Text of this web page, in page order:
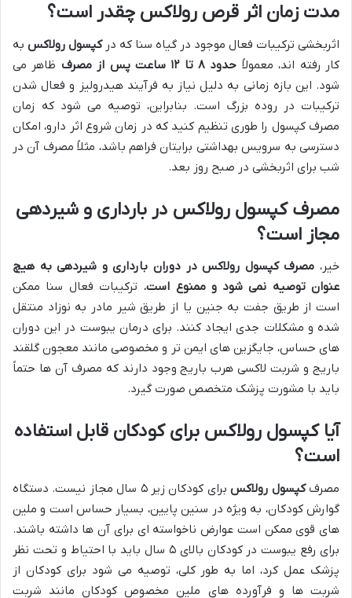
مدت زمان اثر قرص رولاکس چقدر است؟
اثربخشی ترکیبات فعال موجود در گیاه سنا که درکپسول رولاکس به
کار رفته اند، معمولاً حدود ۸ تا ۱۲ ساعت پس از مصرف
ظاهر می
شود. این بازه زمانی به دلیل نیاز به فرآیند هیدرولیز و فعال شدن
ترکیبات در روده بزرگ است. بنابراین، توصیه می شود که زمان
مصرف کپسول را طوری تنظیم کنید که در زمان شروع اثر دارو، امکان
دسترسی به سرویس بهداشتی برایتان فراهم باشد، مثلاً مصرف آن در
شب برای اثربخشی در صبح روز بعد.
مصرف کپسول رولاکس در بارداری و شیردهی
مجاز است؟
خیر، مصرف کپسول رولاکس در دوران بارداری و شیردهی به هیچ
عنوان توصیه نمی شود و ممنوع است. ترکیبات فعال سنا ممکن
است از طریق جفت به جنین یا از طریق شیر مادر به نوزاد منتقل
شده و مشکلات جدی ایجاد کنند. برای درمان یبوست در این دوران
های حساس، جایگزین های ایمن تر و مخصوصی مانند معجون گلقند
باریج و شربت لاکسی هرب باریج وجود دارند که مصرف آن ها حتماً
باید با مشورت پزشک متخصص صورت گیرد.
آیا کپسول رولاکس برای کودکان قابل استفاده
است؟
مصرفکپسول رولاکس
برای کودکان زیر ۵ سال مجاز نیست. دستگاه
گوارش کودکان، به ویژه در سنین پایین، بسیار حساس است و ملین
های قوی ممکن است عوارض ناخواسته ای برای آن ها داشته باشند.
برای رفع یبوست در کودکان بالای ۵ سال باید با احتیاط و تحت نظر
پزشک عمل کرد، اما به طور کلی، توصیه می شود برای کودکان از
شربت ها و فرآورده های ملین مخصوص کودکان مانند شربت